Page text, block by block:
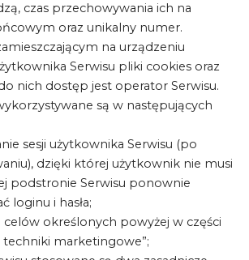
czas przechowywania ich na
oraz unikalny numer.
na urządzeniu
Serwisu pliki cookies oraz
nich dostęp jest operator Serwisu.
są w następujących
sesji użytkownika Serwisu (po
dzięki której użytkownik nie musi
podstronie Serwisu ponownie
loginu i hasła;
celów określonych powyżej w części
techniki marketingowe”;